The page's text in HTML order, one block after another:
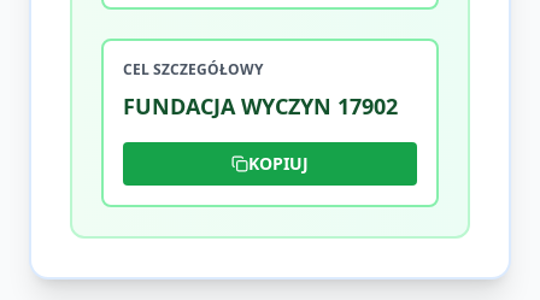
CEL SZCZEGÓŁOWY
FUNDACJA WYCZYN 17902
KOPIUJ